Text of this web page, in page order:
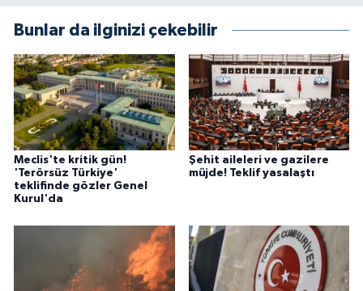
Bunlar da ilginizi çekebilir
Meclis'te kritik gün!
'Terörsüz Türkiye'
teklifinde gözler Genel
Kurul'da
Şehit aileleri ve gazilere
müjde! Teklif yasalaştı